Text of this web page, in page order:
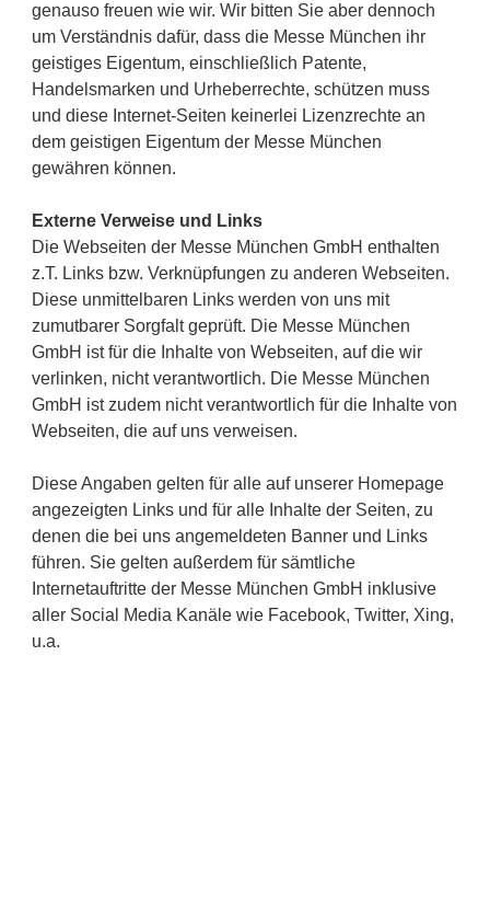
genauso freuen wie wir. Wir bitten Sie aber dennoch
um Verständnis dafür, dass die Messe München ihr
geistiges Eigentum, einschließlich Patente,
Handelsmarken und Urheberrechte, schützen muss
und diese Internet-Seiten keinerlei Lizenzrechte an
dem geistigen Eigentum der Messe München
gewähren können.
Externe Verweise und Links
Die Webseiten der Messe München GmbH enthalten
z.T. Links bzw. Verknüpfungen zu anderen Webseiten.
Diese unmittelbaren Links werden von uns mit
zumutbarer Sorgfalt geprüft. Die Messe München
GmbH ist für die Inhalte von Webseiten, auf die wir
verlinken, nicht verantwortlich. Die Messe München
GmbH ist zudem nicht verantwortlich für die Inhalte von
Webseiten, die auf uns verweisen.
Diese Angaben gelten für alle auf unserer Homepage
angezeigten Links und für alle Inhalte der Seiten, zu
denen die bei uns angemeldeten Banner und Links
führen. Sie gelten außerdem für sämtliche
Internetauftritte der Messe München GmbH inklusive
aller Social Media Kanäle wie Facebook, Twitter, Xing,
u.a.